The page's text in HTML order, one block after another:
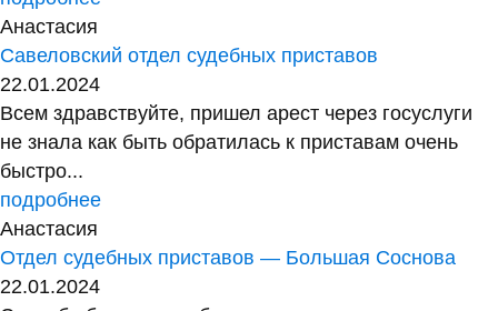
Анастасия
Савеловский отдел судебных приставов
22.01.2024
Всем здравствуйте, пришел арест через госуслуги
не знала как быть обратилась к приставам очень
быстро...
подробнее
Анастасия
Отдел судебных приставов — Большая Соснова
22.01.2024